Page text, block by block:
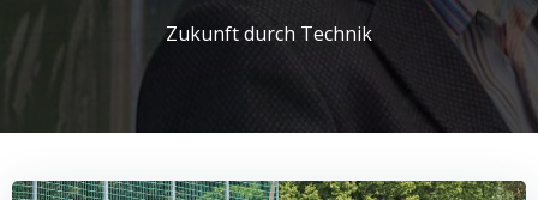
Zukunft durch Technik